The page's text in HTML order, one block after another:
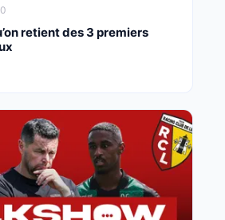
retient des 3 premiers